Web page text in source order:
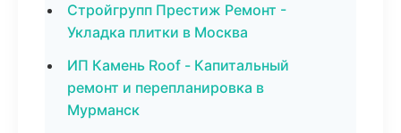
Стройгрупп Престиж Ремонт -
Укладка плитки в Москва
ИП Камень Roof - Капитальный
ремонт и перепланировка в
Мурманск